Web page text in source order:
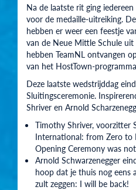
Na de laatste rit ging
voor de medaille-uitreiking.
hebben er weer een feestje
van de Neue Mittle Schule uit
hebben TeamNL ontvangen
van het HostTown-
Deze laatste wedstrijddag
Sluitingsceremonie.
Shriver en Arnold
Timothy Shriver, voorzitter
International: from Zero to
Opening Ceremony was
Arnold Schwarzenegger
hoop dat je thuis nog eens
zult zeggen: I will be back!